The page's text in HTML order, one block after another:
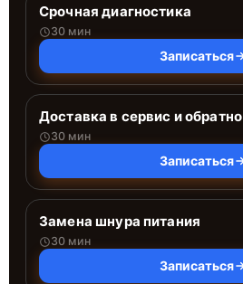
Срочная диагностика
30 мин
Записаться
Доставка в сервис и обратно
30 мин
Записаться
Замена шнура питания
30 мин
Записаться